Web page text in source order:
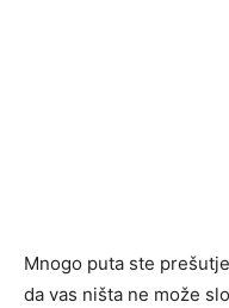
Mnogo puta ste
da vas ništa ne može